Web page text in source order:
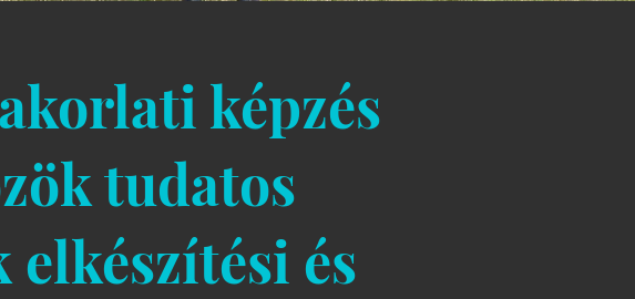
képzés
tudatos
és